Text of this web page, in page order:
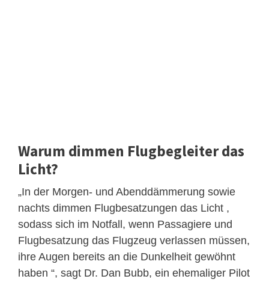
Warum dimmen Flugbegleiter das
Licht?
„In der Morgen- und Abenddämmerung sowie
nachts dimmen Flugbesatzungen das Licht ,
sodass sich im Notfall, wenn Passagiere und
Flugbesatzung das Flugzeug verlassen müssen,
ihre Augen bereits an die Dunkelheit gewöhnt
haben “, sagt Dr. Dan Bubb, ein ehemaliger Pilot